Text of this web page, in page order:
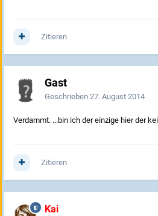
Zitieren
Gast
Geschrieben 27. August 2014
Verdammt. ...bin ich der einzige hier der
Zitieren
Kai